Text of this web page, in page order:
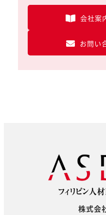
会社案
お問い
株式会